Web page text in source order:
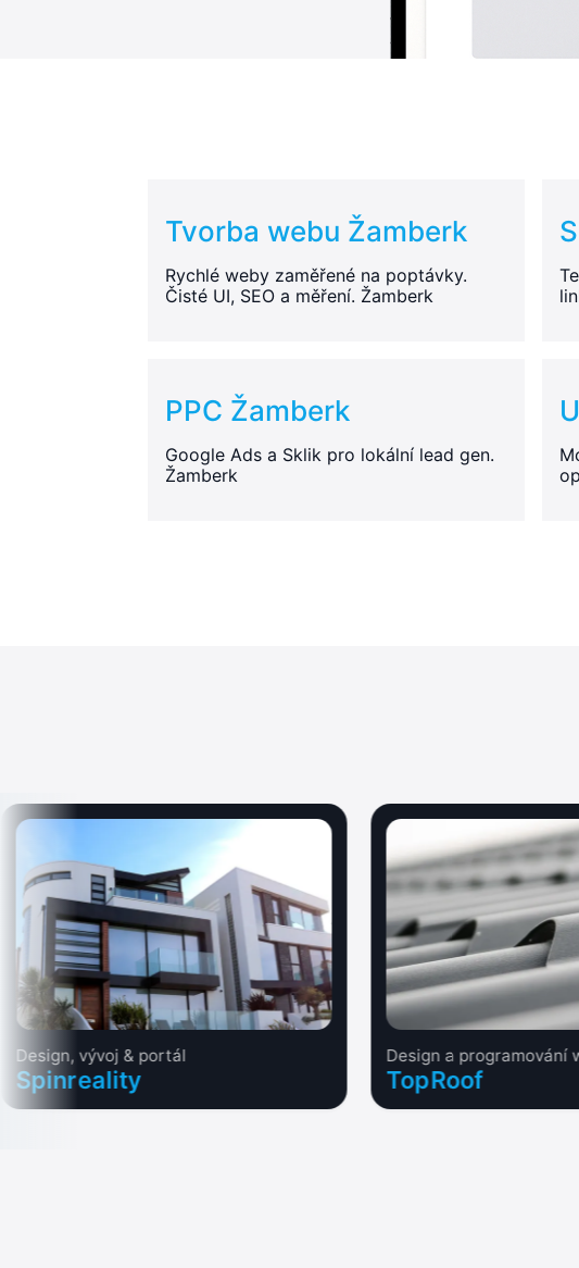
Tvorba webu Žamberk
Rychlé weby zaměřené na poptávky.
Čisté UI, SEO a měření. Žamberk
PPC Žamberk
Google Ads a Sklik pro lokální lead gen.
Žamberk
Design, vývoj & portál
Spinreality
Design a programování
TopRoof